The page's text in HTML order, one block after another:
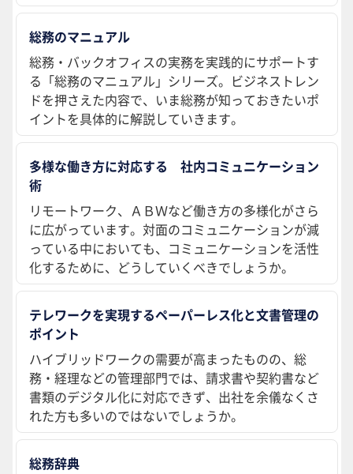
総務のマニュアル
総務・バックオフィスの実務を実践的にサポートす
る「総務のマニュアル」シリーズ。ビジネストレン
ドを押さえた内容で、いま総務が知っておきたいポ
イントを具体的に解説していきます。
多様な働き方に対応する 社内コミュニケーション
術
リモートワーク、ＡＢＷなど働き方の多様化がさら
に広がっています。対面のコミュニケーションが減
っている中においても、コミュニケーションを活性
化するために、どうしていくべきでしょうか。
テレワークを実現するペーパーレス化と文書管理の
ポイント
ハイブリッドワークの需要が高まったものの、総
務・経理などの管理部門では、請求書や契約書など
書類のデジタル化に対応できず、出社を余儀なくさ
れた方も多いのではないでしょうか。
総務辞典